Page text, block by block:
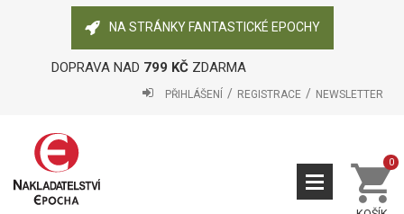
NA STRÁNKY FANTASTICKÉ EPOCHY
DOPRAVA NAD 799 KČZDARMA
PŘIHLÁŠENÍ REGISTRACE NEWSLETTER
0